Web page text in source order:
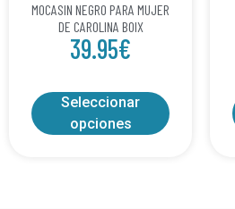
MOCASIN NEGRO PARA MUJER
DE CAROLINA BOIX
39.95€
Seleccionar
opciones